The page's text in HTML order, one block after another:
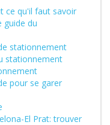
ce qu'il faut savoir
guide du
stationnement
stationnement
pour se garer
El Prat: trouver